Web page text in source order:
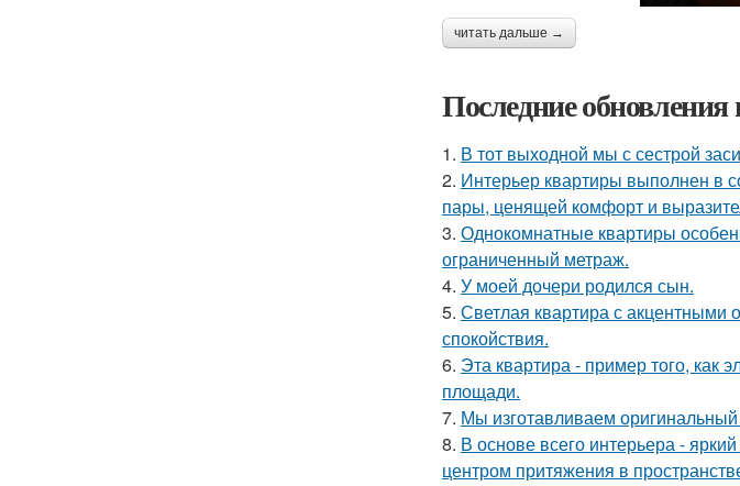
читать дальше →
Последние обновления
1. В тот выходной мы с сестрой
2. Интерьер квартиры выполнен в
пары, ценящей комфорт и
3. Однокомнатные квартиры
ограниченный метраж.
4. У моей дочери родился сын.
5. Светлая квартира с акцентными
спокойствия.
6. Эта квартира - пример того, как
площади.
7. Мы изготавливаем
8. В основе всего интерьера -
центром притяжения в